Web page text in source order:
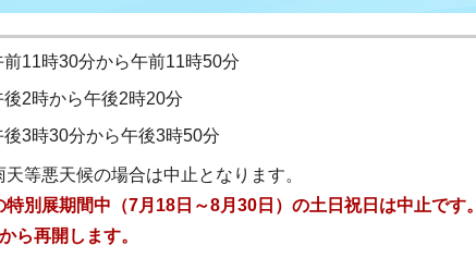
前11時30分から午前11時50分
後2時から午後2時20分
後3時30分から午後3時50分
等悪天候の場合は中止となります。
別展期間中（7月18日～8月30日）の土日祝日は中止です。
ら再開します。